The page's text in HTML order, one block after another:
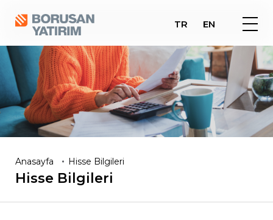
TR EN
Anasayfa Hisse Bilgileri
Hisse Bilgileri